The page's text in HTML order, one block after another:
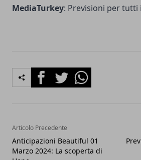
MediaTurkey: Previsioni per tutti
FacebookTwitterWhatsapp
Articolo Precedente
Anticipazioni Beautiful 01
Marzo 2024: La scoperta di